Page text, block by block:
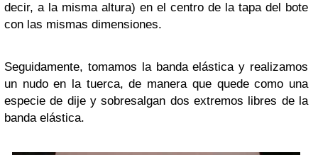
decir, a la misma altura) en el centro de la tapa del bote
con las mismas dimensiones.
Seguidamente, tomamos la banda elástica y realizamos
un nudo en la tuerca, de manera que quede como una
especie de dije y sobresalgan dos extremos libres de la
banda elástica.